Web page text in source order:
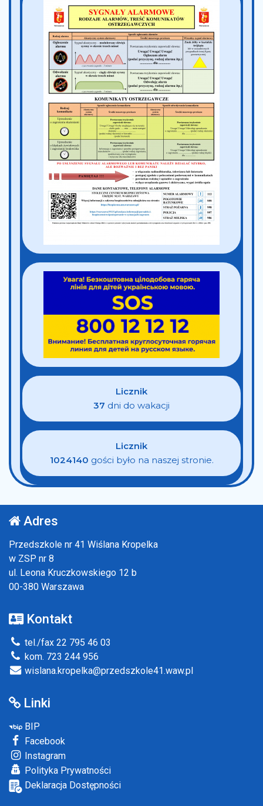
Licznik
37 dni do wakacji
Licznik
1024140 gości było na naszej stronie.
Adres
Przedszkole nr 41 Wiślana Kropelka
w ZSP nr 8
ul. Leona Kruczkowskiego 12 b
00-380 Warszawa
Kontakt
tel./fax 22 795 46 03
kom. 723 244 956
wislana.kropelka@przedszkole41.waw.pl
Linki
BIP
Facebook
Instagram
Polityka Prywatności
Deklaracja Dostępności